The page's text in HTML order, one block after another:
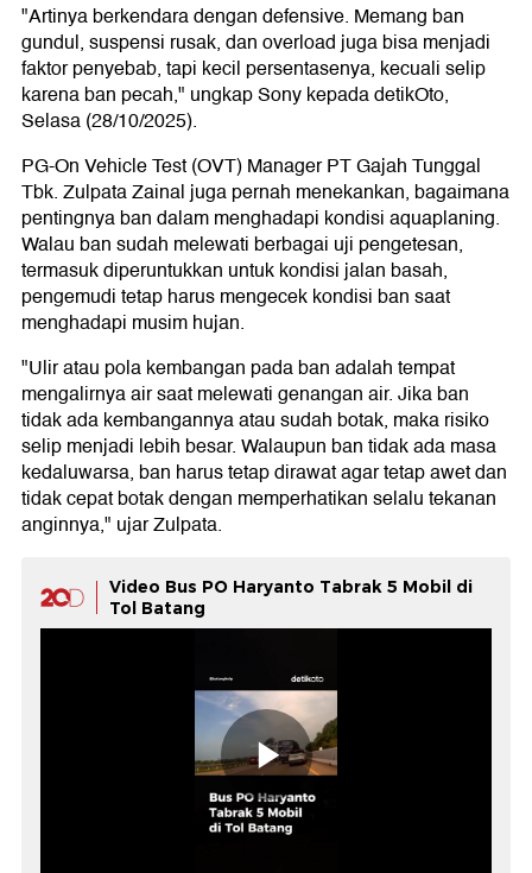
"Artinya berkendara dengan defensive. Memang ban
gundul, suspensi rusak, dan overload juga bisa menjadi
faktor penyebab, tapi kecil persentasenya, kecuali selip
karena ban pecah," ungkap Sony kepada detikOto,
Selasa (28/10/2025).
PG-On Vehicle Test (OVT) Manager PT Gajah Tunggal
Tbk. Zulpata Zainal juga pernah menekankan, bagaimana
pentingnya ban dalam menghadapi kondisi aquaplaning.
Walau ban sudah melewati berbagai uji pengetesan,
termasuk diperuntukkan untuk kondisi jalan basah,
pengemudi tetap harus mengecek kondisi ban saat
menghadapi musim hujan.
"Ulir atau pola kembangan pada ban adalah tempat
mengalirnya air saat melewati genangan air. Jika ban
tidak ada kembangannya atau sudah botak, maka risiko
selip menjadi lebih besar. Walaupun ban tidak ada masa
kedaluwarsa, ban harus tetap dirawat agar tetap awet dan
tidak cepat botak dengan memperhatikan selalu tekanan
anginnya," ujar Zulpata.
Video Bus PO Haryanto Tabrak 5 Mobil di
Tol Batang